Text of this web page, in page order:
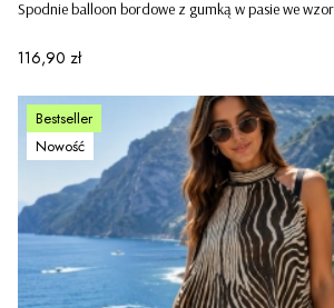
Spodnie balloon bordowe z gumką w pasie we
Cena
116,90 zł
Bestseller
Nowość